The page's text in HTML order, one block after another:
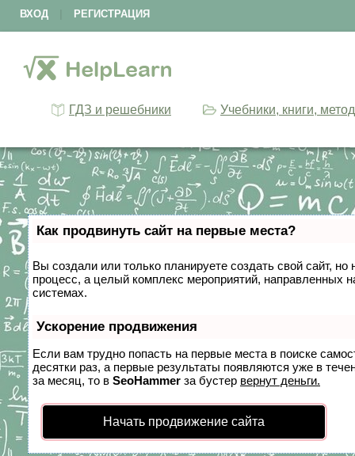
ВХОД РЕГИСТРАЦИЯ
ГДЗ и решебники Учебники, книги,
Как продвинуть сайт на первые места?
Вы создали или только планируете создать свой сайт,
процесс, а целый комплекс мероприятий, направленных
системах.
Ускорение продвижения
Если вам трудно попасть на первые места в поиске
десятки раз, а первые результаты появляются уже в
за месяц, то в SeoHammer за бустер вернут деньги.
Начать продвижение сайта